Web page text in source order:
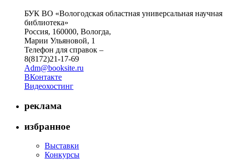
БУК ВО «Вологодская областная универсальная научная
библиотека»
Россия, 160000, Вологда,
Марии Ульяновой, 1
Телефон для справок –
8(8172)21-17-69
Adm@booksite.ru
ВКонтакте
Видеохостинг
реклама
избранное
Выставки
Конкурсы